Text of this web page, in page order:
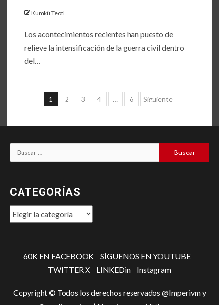
Kumkü Teotl
Los acontecimientos recientes han puesto de
relieve la intensificación de la guerra civil dentro
del…
Paginación
entradas
1 2 3 4 … 6 Siguiente
Buscar:
CATEGORÍAS
Categorías
60K EN FACEBOOK
SÍGUENOS EN YOUTUBE
TWITTER X
LINKEDin Instagram
Copyright © Todos los derechos reservados @Imperivm y